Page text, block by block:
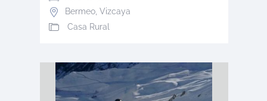
Bermeo, Vizcaya
Casa Rural